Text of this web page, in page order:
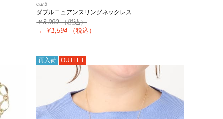
eur3
ダブルニュアンスリングネックレス
￥3,990（税込）
→
￥1,594 （税込）
再入荷 OUTLET